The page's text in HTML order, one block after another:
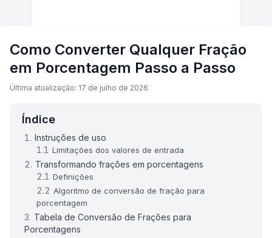
Como Converter Qualquer Fração
em Porcentagem Passo a Passo
Última atualização: 17 de julho de 2026
Índice
Instruções de uso
Limitações dos valores de entrada
Transformando frações em porcentagens
Definições
Algoritmo de conversão de fração para
porcentagem
Tabela de Conversão de Frações para
Porcentagens